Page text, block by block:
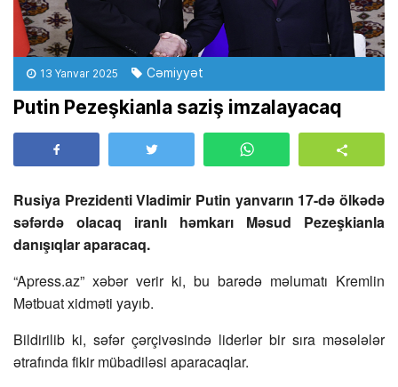
13 Yanvar 2025 Cəmiyyət
Putin Pezeşkianla saziş imzalayacaq
Rusiya Prezidenti Vladimir Putin yanvarın 17-də ölkədə
səfərdə olacaq iranlı həmkarı Məsud Pezeşkianla
danışıqlar aparacaq.
“Apress.az” xəbər verir ki, bu barədə məlumatı Kremlin
Mətbuat xidməti yayıb.
Bildirilib ki, səfər çərçivəsində liderlər bir sıra məsələlər
ətrafında fikir mübadiləsi aparacaqlar.